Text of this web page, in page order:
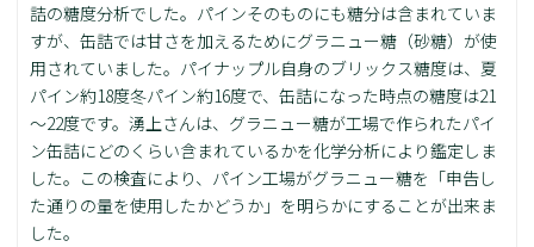
詰の糖度分析でした。パインそのものにも糖分は含まれていま
すが、缶詰では甘さを加えるためにグラニュー糖（砂糖）が使
用されていました。パイナップル自身のブリックス糖度は、夏
パイン約18度冬パイン約16度で、缶詰になった時点の糖度は21
～22度です。湧上さんは、グラニュー糖が工場で作られたパイ
ン缶詰にどのくらい含まれているかを化学分析により鑑定しま
した。この検査により、パイン工場がグラニュー糖を「申告し
た通りの量を使用したかどうか」を明らかにすることが出来ま
した。